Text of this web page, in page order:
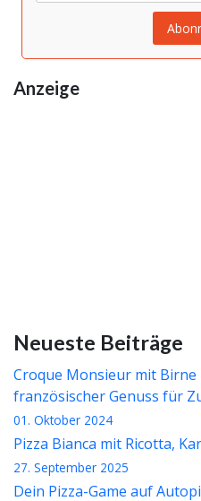
Anzeige
Neueste Beiträge
Croque Monsieur mit Birne
französischer Genuss für
01. Oktober 2024
Pizza Bianca mit Ricotta,
27. September 2025
Dein Pizza-Game auf